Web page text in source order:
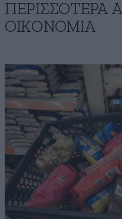
ΠΕΡΙΣΣΟΤΕΡΑ
ΟΙΚΟΝΟΜΙΑ